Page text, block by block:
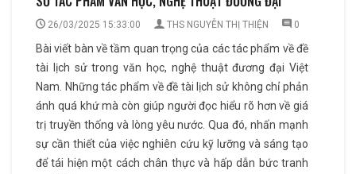
26/03/2025 15:33:00 THS NGUYỄN THỊ THIỆN 0
Bài viết bàn về tầm quan trọng của các tác phẩm về đề
tài lịch sử trong văn học, nghệ thuật đương đại Việt
Nam. Những tác phẩm về đề tài lịch sử không chỉ phản
ánh quá khứ mà còn giúp người đọc hiểu rõ hơn về giá
trị truyền thống và lòng yêu nước. Qua đó, nhấn mạnh
sự cần thiết của việc nghiên cứu kỹ lưỡng và sáng tạo
để tái hiện một cách chân thực và hấp dẫn bức tranh